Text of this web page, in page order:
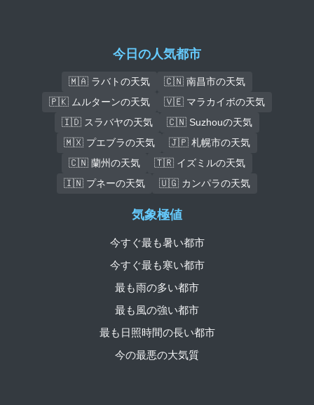
今日の人気都市
🇲🇦 ラバトの天気
🇨🇳 南昌市の天気
🇵🇰 ムルターンの天気
🇻🇪 マラカイボの天気
🇮🇩 スラバヤの天気
🇨🇳 Suzhouの天気
🇲🇽 プエブラの天気
🇯🇵 札幌市の天気
🇨🇳 蘭州の天気
🇹🇷 イズミルの天気
🇮🇳 プネーの天気
🇺🇬 カンパラの天気
気象極値
今すぐ最も暑い都市
今すぐ最も寒い都市
最も雨の多い都市
最も風の強い都市
最も日照時間の長い都市
今の最悪の大気質